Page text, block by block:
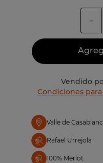
－
Vendido
Condiciones
Valle de
Rafael Urrejola
100% Merlot